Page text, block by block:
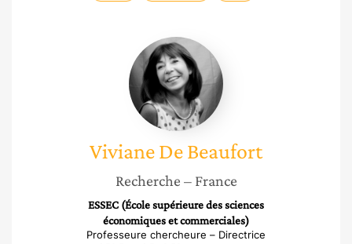
Viviane
De
Beaufort
VivianeDe Beaufort
Recherche – France
ESSEC (École supérieure des sciences
économiques et commerciales)
Professeure chercheure – Directrice